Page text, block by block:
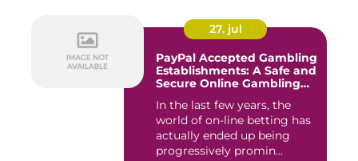
27. jul
PayPal Accepted Gambling
Establishments: A Safe and
Secure Online Gambling
In the last few years, the
world of on-line betting has
actually ended up being
progressively promin...